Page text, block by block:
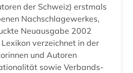
(1)
der Schweiz) erstmals
Nachschlagewerkes,
Neuausgabe 2002
verzeichnet in der
und Autoren
sowie Verbands-